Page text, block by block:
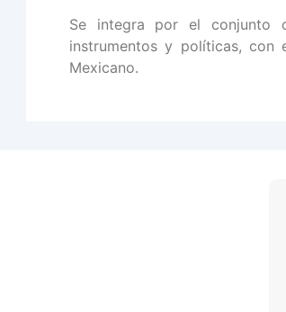
Se integra por el conjunto
instrumentos y políticas,
Mexicano.